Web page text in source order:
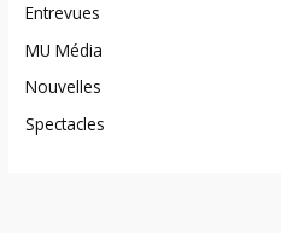
Entrevues
MU Média
Nouvelles
Spectacles